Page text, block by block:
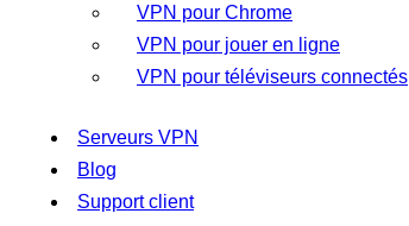
VPN pour Chrome
VPN pour jouer en ligne
VPN pour téléviseurs connectés
Serveurs VPN
Blog
Support client